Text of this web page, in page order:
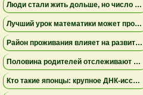
Люди стали жить дольше, но число лет, проведённых с болезнями, продолжает расти
Лучший урок математики может проходить дома
Район проживания влияет на развитие мозга ребенка
Половина родителей отслеживают местоположение взрослых детей, но это не всегда приносит спокойствие
Кто такие японцы: крупное ДНК-исследование меняет представления о происхождении народа